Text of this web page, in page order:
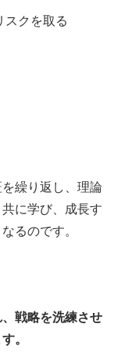
スクを取る
繰り返し、理論
に学び、成長す
るのです。
戦略を洗練させ
。